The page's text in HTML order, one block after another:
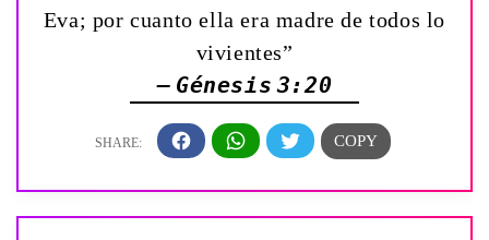
Eva; por cuanto ella era madre de todos lo
vivientes”
— Génesis 3:20